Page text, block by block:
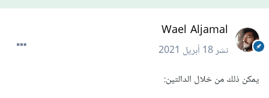
Wael Aljamal
نشر18 أبريل 2021
يمكن ذلك من خلال الدالتين: